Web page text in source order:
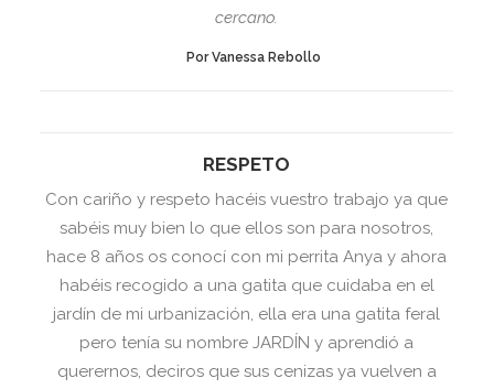
cercano.
Por Vanessa Rebollo
RESPETO
Con cariño y respeto hacéis vuestro trabajo ya que
sabéis muy bien lo que ellos son para nosotros,
hace 8 años os conocí con mi perrita Anya y ahora
habéis recogido a una gatita que cuidaba en el
jardín de mi urbanización, ella era una gatita feral
pero tenía su nombre JARDÍN y aprendió a
querernos, deciros que sus cenizas ya vuelven a